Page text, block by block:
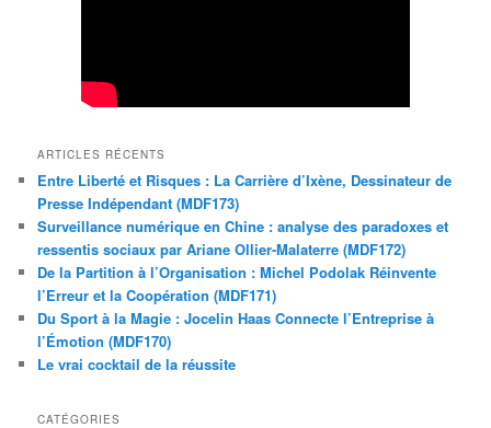
ARTICLES RÉCENTS
Entre Liberté et Risques : La Carrière d’Ixène, Dessinateur de
Presse Indépendant (MDF173)
Surveillance numérique en Chine : analyse des paradoxes et
ressentis sociaux par Ariane Ollier-Malaterre (MDF172)
De la Partition à l’Organisation : Michel Podolak Réinvente
l’Erreur et la Coopération (MDF171)
Du Sport à la Magie : Jocelin Haas Connecte l’Entreprise à
l’Émotion (MDF170)
Le vrai cocktail de la réussite
CATÉGORIES